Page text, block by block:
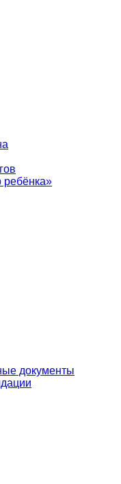
ребёнка»
документы